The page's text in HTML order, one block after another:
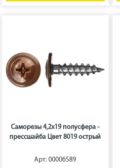
Саморезы 4,2х19 полусфера -
прессшайба Цвет 8019 острый
Арт: 00006589